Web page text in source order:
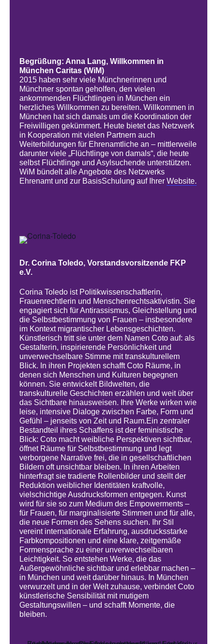
Begrüßung: Anna Lang, Willkommen in
München Caritas (WiM)
2015 haben sehr viele Münchnerinnen und
Münchner spontan geholfen, den vielen
ankommenden Flüchtlingen in München ein
herzliches Willkommen zu bereiten. Willkommen in
München hat sich damals um die Koordination der
Freiwilligen gekümmert. Heute bietet das Netzwerk
in Kooperation mit vielen Partnern auch
Weiterbildungen für Ehrenamtliche an – mittlerweile
darunter viele „Flüchtlinge von damals“, die heute
selbst Flüchtlinge und Asylsuchende unterstützen.
WiM bündelt alle Angebote des Netzwerks
Ehrenamt und zur BasisSchulung auf IhrerWebsite.
Dr. Corina Toledo, Vorstandsvorsitzende FKP
e.V.
Corina Toledo ist Politikwissenschaftlerin,
Frauenrechtlerin und Menschenrechtsaktivistin. Sie
engagiert sich für Antirassismus, Gleichstellung und
die Selbstbestimmung von Frauen – insbesondere
im Kontext migrantischer Lebensgeschichten.
Künstlerisch tritt sie unter dem Namen Coto auf: als
Gestalterin, inspirierende Persönlichkeit und
unverwechselbare Stimme mit transkulturellem
Blick. In ihren Projekten schafft Coto Räume, in
denen sich Menschen und Kulturen begegnen
können. Sie entwickelt Bildwelten, die
transkulturelle Geschichten erzählen und weit über
das Sichtbare hinausweisen. Ihre Werke wirken wie
leise, intensive Dialoge zwischen Farbe, Form und
Gefühl – jenseits von Zeit und Raum.Ein zentraler
Bestandteil ihres Schaffens ist der feministische
Blick: Coto macht weibliche Perspektiven sichtbar,
öffnet Räume für Selbstbestimmung und legt
verborgene Narrative frei, die in gesellschaftlichen
Bildern oft unsichtbar bleiben. In ihren Arbeiten
hinterfragt sie tradierte Rollenbilder und stellt der
Reduktion weiblicher Identitäten kraftvolle,
vielschichtige Ausdrucksformen entgegen. Kunst
wird für sie so zum Medium des Empowerments –
für Frauen, für marginalisierte Stimmen und für alle,
die neue Formen des Sehens suchen. Ihr Stil
vereint internationale Erfahrung, ausdrucksstarke
Farbkompositionen und eine klare, zeitgemäße
Formensprache zu einer unverwechselbaren
Leichtigkeit. So entstehen Werke, die das
Außergewöhnliche sichtbar und erlebbar machen –
in München und weit darüber hinaus. In München
verwurzelt und in der Welt zuhause, verbindet Coto
künstlerische Sensibilität mit mutigem
Gestaltungswillen – und schafft Momente, die
bleiben.